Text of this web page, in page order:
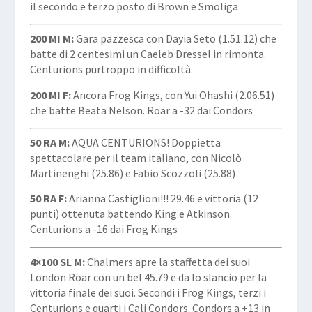
il secondo e terzo posto di Brown e Smoliga
200 MI M:Gara pazzesca con Dayia Seto (1.51.12) che
batte di 2 centesimi un Caeleb Dressel in rimonta.
Centurions purtroppo in difficoltà.
200 MI F:Ancora Frog Kings, con Yui Ohashi (2.06.51)
che batte Beata Nelson. Roar a -32 dai Condors
50 RA M:AQUA CENTURIONS! Doppietta
spettacolare per il team italiano, con Nicolò
Martinenghi (25.86) e Fabio Scozzoli (25.88)
50 RA F:Arianna Castiglioni!!! 29.46 e vittoria (12
punti) ottenuta battendo King e Atkinson.
Centurions a -16 dai Frog Kings
4×100 SL M:Chalmers apre la staffetta dei suoi
London Roar con un bel 45.79 e da lo slancio per la
vittoria finale dei suoi. Secondi i Frog Kings, terzi i
Centurions e quarti i Cali Condors. Condors a +13 in